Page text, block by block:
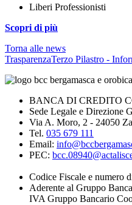
Liberi Professionisti
Scopri di più
Torna alle news
TrasparenzaTerzo Pilastro -
BANCA DI CREDITO
Sede Legale e Direzione
Via A. Moro, 2 - 24050
Tel. 035 679 111
Email:
PEC:
Codice Fiscale e numero
Aderente al Gruppo
IVA Gruppo Bancario